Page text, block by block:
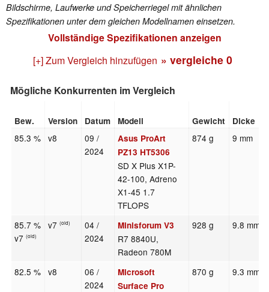
Bildschirme, Laufwerke und Speicherriegel mit ähnlichen
Spezifikationen unter dem gleichen Modellnamen einsetzen.
Vollständige Spezifikationen anzeigen
[+] Zum Vergleich hinzufügen » vergleiche 0
Mögliche Konkurrenten im Vergleich
Bew. Version Datum Modell Gewicht Dicke
85.3 % v8
09 /
2024
Asus ProArt
PZ13 HT5306
SD X Plus X1P-
42-100, Adreno
X1-45 1.7
TFLOPS
874 g 9 mm
85.7 %
v7(old)
v7(old)
04 /
2024
Minisforum V3
R7 8840U,
Radeon 780M
928 g 9.8 mm
82.5 % v8
06 /
2024
Microsoft
Surface Pro
870 g 9.3 mm